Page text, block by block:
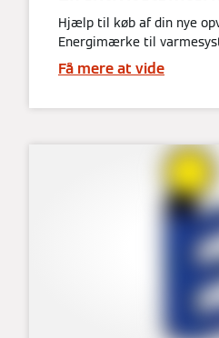
Hjælp til køb af din nye
Energimærke til
Få mere at vide